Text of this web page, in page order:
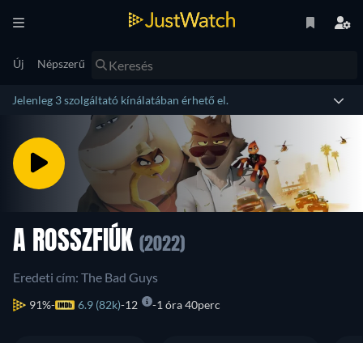
Új Népszerű
Jelenleg 3 szolgáltató kínálatában érhető el.
A ROSSZFIÚK (2022)
Eredeti cím: The Bad Guys
91% 6.9 (82k) 12 1 óra 40perc